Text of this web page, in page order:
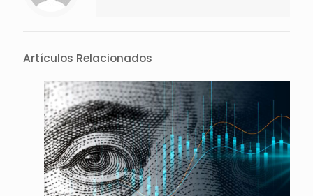
Artículos Relacionados